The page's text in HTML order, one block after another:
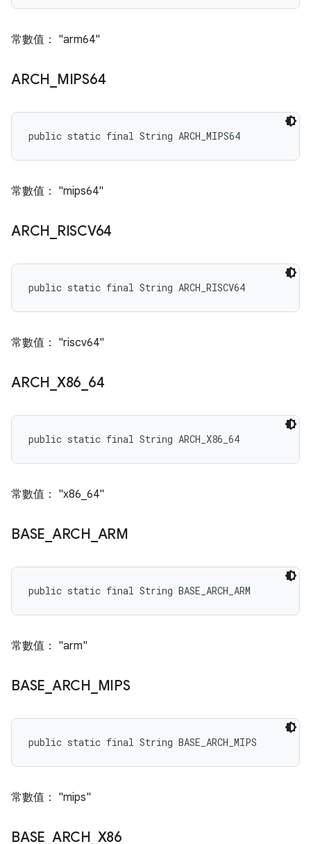
常數值： "arm64"
ARCH MIPS64
public static final String ARCH_MIPS64
常數值： "mips64"
ARCH RISCV64
public static final String ARCH_RISCV64
常數值： "riscv64"
ARCH X86 64
public static final String ARCH_X86_64
常數值： "x86_64"
BASE ARCH ARM
public static final String BASE_ARCH_ARM
常數值： "arm"
BASE ARCH MIPS
public static final String BASE_ARCH_MIPS
常數值： "mips"
BASE ARCH X86